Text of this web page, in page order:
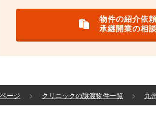
物件の紹介依
承継開業の相談
ージ クリニックの譲渡物件一覧 九